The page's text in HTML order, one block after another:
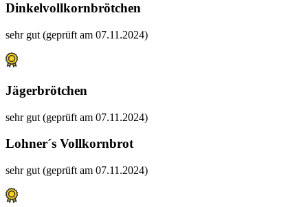
Dinkelvollkornbrötchen
sehr gut (geprüft am 07.11.2024)
Jägerbrötchen
sehr gut (geprüft am 07.11.2024)
Lohner´s Vollkornbrot
sehr gut (geprüft am 07.11.2024)